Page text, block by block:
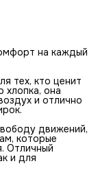
на каждый
тех, кто ценит
хлопка, она
и отлично
движений,
которые
Отличный
и для